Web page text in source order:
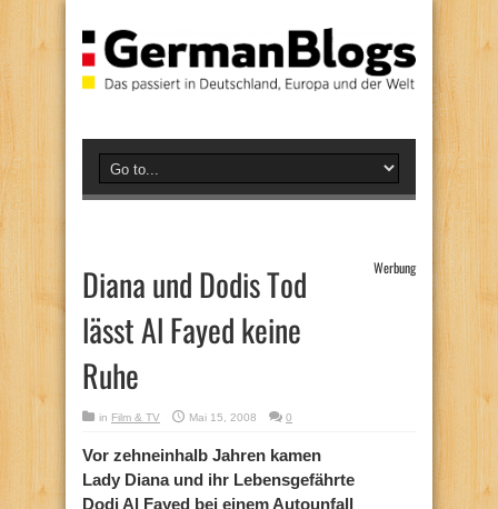
Diana und Dodis Tod
lässt Al Fayed keine
Ruhe
Werbung
in Film & TV Mai 15, 2008 0
Vor zehneinhalb Jahren kamen
Lady Diana und ihr Lebensgefährte
Dodi Al Fayed bei einem Autounfall